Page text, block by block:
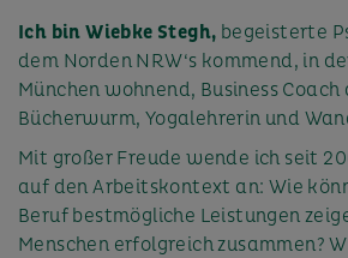
Ich bin Wiebke Stegh, begeisterte
dem Norden NRW‘s kommend, in
München wohnend, Business
Bücherwurm, Yogalehrerin und
Mit großer Freude wende ich seit
auf den Arbeitskontext an: Wie
Beruf bestmögliche Leistungen
Menschen erfolgreich zusammen?